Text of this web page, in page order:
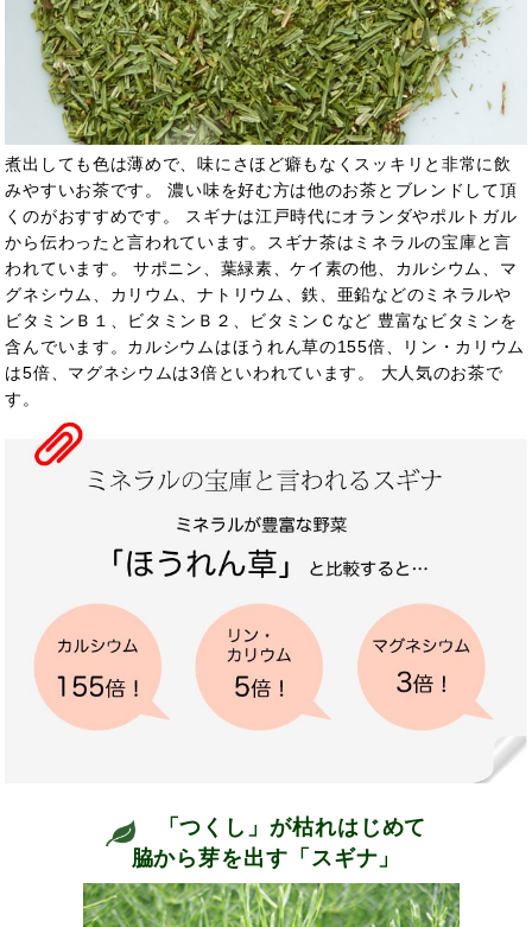
煮出しても色は薄めで、味にさほど癖もなくスッキリと非常に飲
みやすいお茶です。 濃い味を好む方は他のお茶とブレンドして頂
くのがおすすめです。 スギナは江戸時代にオランダやポルトガル
から伝わったと言われています。スギナ茶はミネラルの宝庫と言
われています。 サポニン、葉緑素、ケイ素の他、カルシウム、マ
グネシウム、カリウム、ナトリウム、鉄、亜鉛などのミネラルや
ビタミンＢ１、ビタミンＢ２、ビタミンＣなど 豊富なビタミンを
含んでいます。カルシウムはほうれん草の155倍、リン・カリウム
は5倍、マグネシウムは3倍といわれています。 大人気のお茶で
す。
「つくし」が枯れはじめて
脇から芽を出す「スギナ」